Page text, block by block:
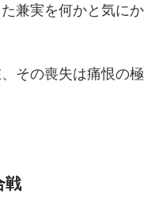
兼実を何かと気にか
その喪失は痛恨の極
戦